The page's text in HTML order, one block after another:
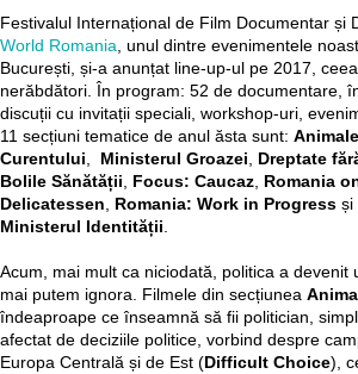
Festivalul Internațional de Film Documentar și
World Romania, unul dintre evenimentele
București, și-a anunțat line-up-ul pe 2017,
nerăbdători. În program: 52 de documentare,
discuții cu invitații speciali, workshop-uri,
11 secțiuni tematice de anul ăsta sunt:
Curentului, Ministerul Groazei, Dreptate
Bolile Sănătății, Focus: Caucaz, Romania
Delicatessen, Romania: Work in Progress și
Ministerul Identității.
Acum, mai mult ca niciodată, politica a devenit
mai putem ignora. Filmele din secțiunea
îndeaproape ce înseamnă să fii politician,
afectat de deciziile politice, vorbind despre
Europa Centrală și de Est ( Difficult Choice),